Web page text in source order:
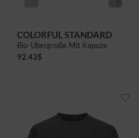
COLORFUL STANDARD
Bio-Übergröße Mit Kapuze
92.43$